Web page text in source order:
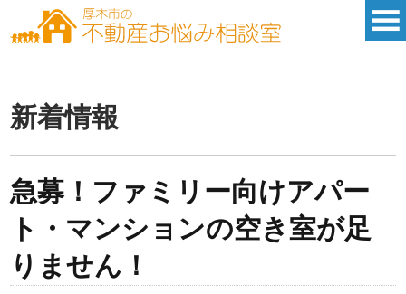
新着情報
急募！ファミリー向けアパー
ト・マンションの空き室が足
りません！